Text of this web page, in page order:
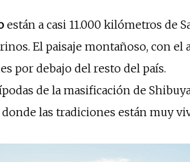
están a casi 11.000 kilómetros de
El paisaje montañoso, con
por debajo del resto del país.
de la masificación de
las tradiciones están muy